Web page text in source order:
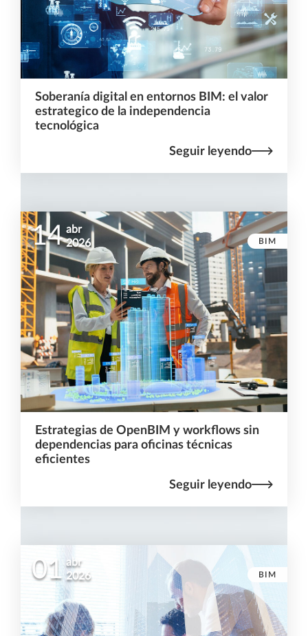
Soberanía digital en entornos BIM: el valor
estrategico de la independencia
tecnológica
Seguir leyendo
BIM
14 abr
2026
Estrategias de OpenBIM y workflows sin
dependencias para oficinas técnicas
eficientes
Seguir leyendo
BIM
01 abr
2026